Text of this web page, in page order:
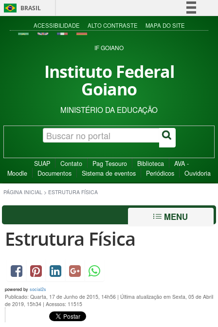
BRASIL
Simplifique!
Acesso à informação
ACESSIBILIDADE ALTO CONTRASTE MAPA DO SITE
IF GOIANO
Instituto Federal
Goiano
MINISTÉRIO DA EDUCAÇÃO
SUAP Contato Pag Tesouro Biblioteca
AVA -
Moodle
Documentos Sistema de eventos Periódicos Ouvidoria
PÁGINA INICIAL > ESTRUTURA FÍSICA
MENU
Estrutura Física
powered by social2s
Publicado: Quarta, 17 de Junho de 2015, 14h56 | Última atualização em Sexta, 05 de Abril
de 2019, 15h34 | Acessos: 11515